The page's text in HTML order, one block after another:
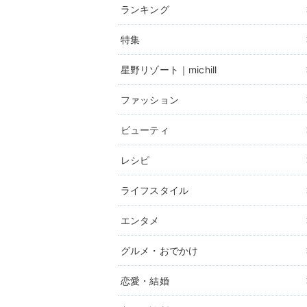
ランキング
特集
星野リゾート｜michill
ファッション
ビューティ
レシピ
ライフスタイル
エンタメ
グルメ・おでかけ
恋愛・結婚